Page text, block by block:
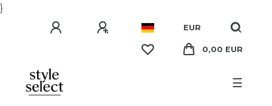
}
EUR
0,00 EUR
☰